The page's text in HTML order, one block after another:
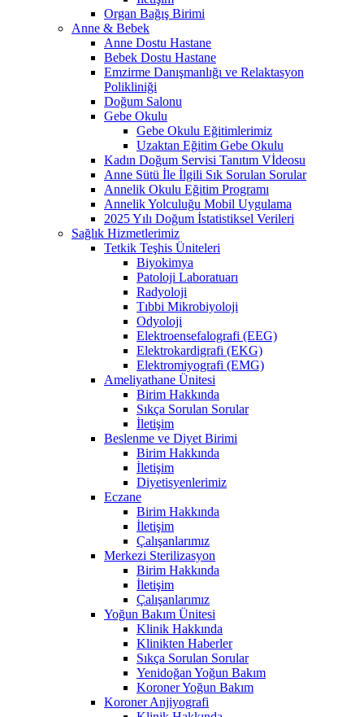
Organ Bağış Birimi
Anne & Bebek
Anne Dostu Hastane
Bebek Dostu Hastane
Emzirme Danışmanlığı ve Relaktasyon
Polikliniği
Doğum Salonu
Gebe Okulu
Gebe Okulu Eğitimlerimiz
Uzaktan Eğitim Gebe Okulu
Kadın Doğum Servisi Tanıtım Vİdeosu
Anne Sütü İle İlgili Sık Sorulan Sorular
Annelik Okulu Eğitim Programı
Annelik Yolculuğu Mobil Uygulama
2025 Yılı Doğum İstatistiksel Verileri
Sağlık Hizmetlerimiz
Tetkik Teşhis Üniteleri
Biyokimya
Patoloji Laboratuarı
Radyoloji
Tıbbi Mikrobiyoloji
Odyoloji
Elektroensefalografi (EEG)
Elektrokardigrafi (EKG)
Elektromiyografi (EMG)
Ameliyathane Ünitesi
Birim Hakkında
Sıkça Sorulan Sorular
İletişim
Beslenme ve Diyet Birimi
Birim Hakkında
İletişim
Diyetisyenlerimiz
Eczane
Birim Hakkında
İletişim
Çalışanlarımız
Merkezi Sterilizasyon
Birim Hakkında
İletişim
Çalışanlarımız
Yoğun Bakım Ünitesi
Klinik Hakkında
Klinikten Haberler
Sıkça Sorulan Sorular
Yenidoğan Yoğun Bakım
Koroner Yoğun Bakım
Koroner Anjiyografi